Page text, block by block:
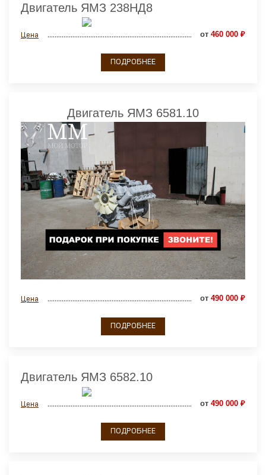
Двигатель ЯМЗ 238НД8
Цена от 460 000 ₽
ПОДРОБНЕЕ
Двигатель ЯМЗ 6581.10
Цена от 490 000 ₽
ПОДРОБНЕЕ
Двигатель ЯМЗ 6582.10
Цена от 490 000 ₽
ПОДРОБНЕЕ